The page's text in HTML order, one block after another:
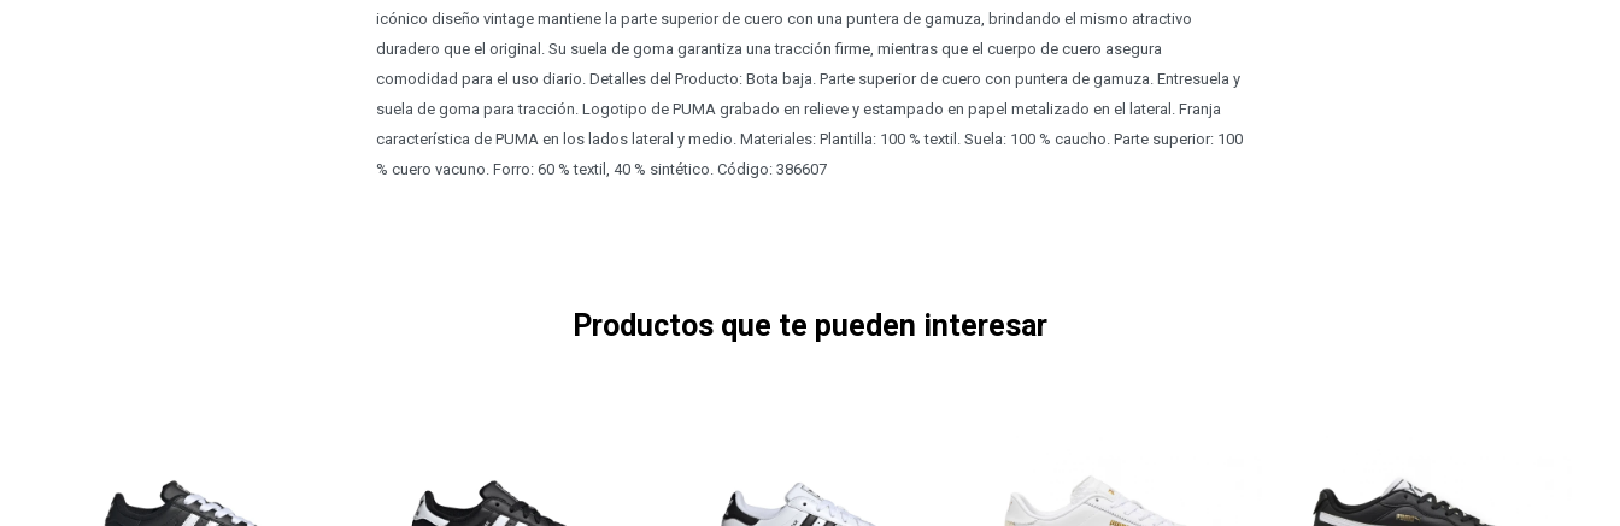
icónico diseño vintage mantiene la parte superior de cuero con una puntera de gamuza, brindando el mismo atractivo
duradero que el original. Su suela de goma garantiza una tracción firme, mientras que el cuerpo de cuero asegura
comodidad para el uso diario. Detalles del Producto: Bota baja. Parte superior de cuero con puntera de gamuza. Entresuela y
suela de goma para tracción. Logotipo de PUMA grabado en relieve y estampado en papel metalizado en el lateral. Franja
característica de PUMA en los lados lateral y medio. Materiales: Plantilla: 100 % textil. Suela: 100 % caucho. Parte superior: 100
% cuero vacuno. Forro: 60 % textil, 40 % sintético. Código: 386607
Productos que te pueden interesar